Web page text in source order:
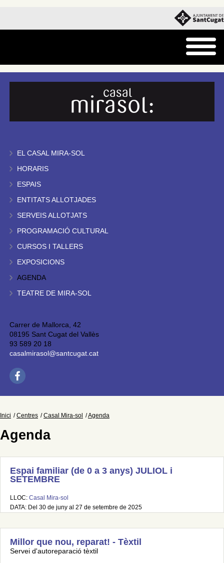
EL CASAL MIRA-SOL
HORARIS
ESPAIS
ENTITATS ALLOTJADES
SERVEIS ALLOTJATS
PROGRAMACIÓ CULTURAL
CURSOS I TALLERS
EXPOSICIONS
AGENDA
TEATRE DE MIRA-SOL
Carrer de Mallorca, 42
08195 Sant Cugat del Vallès
93 589 20 18
casalmirasol@santcugat.cat
Inici Centres Casal Mira-sol Agenda
Agenda
Espai familiar (de 0 a 3 anys) JULIOL i
SETEMBRE
LLOC: Casal Mira-sol
DATA: Del 30 de juny al 27 de setembre de 2025
Millor que nou, reparat! - Tèxtil
Servei d'autoreparació tèxtil